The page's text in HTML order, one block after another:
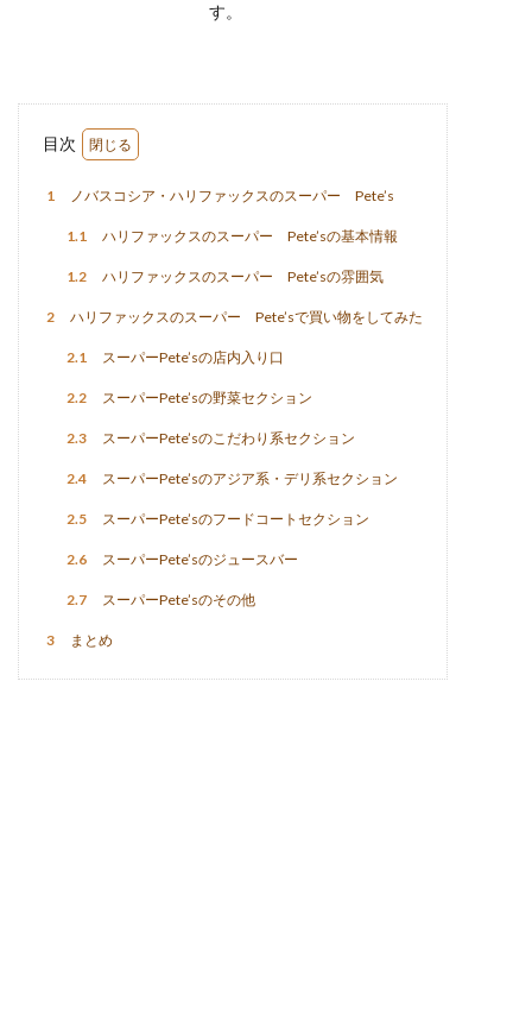
す。
目次
1 ノバスコシア・ハリファックスのスーパー Pete’s
1.1 ハリファックスのスーパー Pete’sの基本情報
1.2 ハリファックスのスーパー Pete’sの雰囲気
2 ハリファックスのスーパー Pete’sで買い物をしてみた
2.1 スーパーPete’sの店内入り口
2.2 スーパーPete’sの野菜セクション
2.3 スーパーPete’sのこだわり系セクション
2.4 スーパーPete’sのアジア系・デリ系セクション
2.5 スーパーPete’sのフードコートセクション
2.6 スーパーPete’sのジュースバー
2.7 スーパーPete’sのその他
3 まとめ